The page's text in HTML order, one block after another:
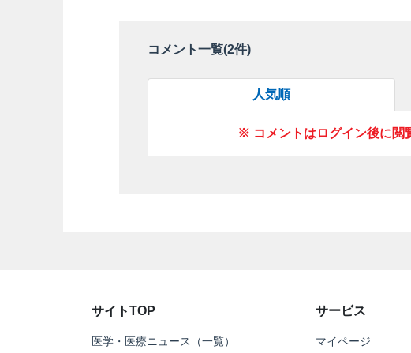
コメント一覧(2件)
人気順
※ コメントはログイン後に閲
サイトTOP
医学・医療ニュース（一覧）
サービス
マイページ